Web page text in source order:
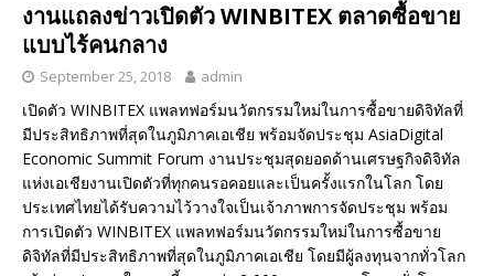
งานแถลงข่าวเปิดตัว WINBITEX ตลาดซื้อขาย
แบบไร้คนกลาง
September 25, 2018 admin
เปิดตัว WINBITEX แพลทฟอร์มนวัตกรรมใหม่ในการซื้อขายดิจิทัลที่
มีประสิทธิภาพที่สุดในภูมิภาคเอเชีย พร้อมจัดประชุม AsiaDigital
Economic Summit Forum งานประชุมสุดยอดด้านเศรษฐกิจดิจิทัล
แห่งเอเชียงานเปิดตัวที่ทุกคนรอคอยและเป็นครั้งแรกในโลก โดย
ประเทศไทยได้รับความไว้วางใจเป็นเจ้าภาพการจัดประชุม พร้อม
การเปิดตัว WINBITEX แพลทฟอร์มนวัตกรรมใหม่ในการซื้อขาย
ดิจิทัลที่มีประสิทธิภาพที่สุดในภูมิภาคเอเชีย โดยมีผู้ลงทุนจากทั่วโลก